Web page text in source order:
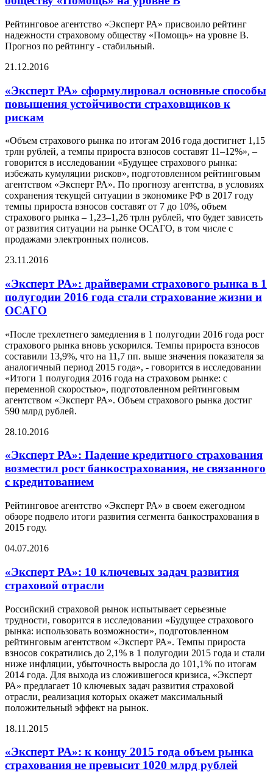
Рейтинговое агентство «Эксперт РА» присвоило рейтинг
надежности страховому обществу «Помощь» на уровне B.
Прогноз по рейтингу - стабильный.
21.12.2016
«Эксперт РА» сформулировал основные способы
повышения устойчивости страховщиков к
рискам
«Объем страхового рынка по итогам 2016 года достигнет 1,15
трлн рублей, а темпы прироста взносов составят 11–12%», –
говорится в исследовании «Будущее страхового рынка:
избежать кумуляции рисков», подготовленном рейтинговым
агентством «Эксперт РА». По прогнозу агентства, в условиях
сохранения текущей ситуации в экономике РФ в 2017 году
темпы прироста взносов составят от 7 до 10%, объем
страхового рынка – 1,23–1,26 трлн рублей, что будет зависеть
от развития ситуации на рынке ОСАГО, в том числе с
продажами электронных полисов.
23.11.2016
«Эксперт РА»: драйверами страхового рынка в 1
полугодии 2016 года стали страхование жизни и
ОСАГО
«После трехлетнего замедления в 1 полугодии 2016 года рост
страхового рынка вновь ускорился. Темпы прироста взносов
составили 13,9%, что на 11,7 пп. выше значения показателя за
аналогичный период 2015 года», - говорится в исследовании
«Итоги 1 полугодия 2016 года на страховом рынке: с
переменной скоростью», подготовленном рейтинговым
агентством «Эксперт РА». Объем страхового рынка достиг
590 млрд рублей.
28.10.2016
«Эксперт РА»: Падение кредитного страхования
возместил рост банкострахования, не связанного
с кредитованием
Рейтинговое агентство «Эксперт РА» в своем ежегодном
обзоре подвело итоги развития сегмента банкострахования в
2015 году.
04.07.2016
«Эксперт РА»: 10 ключевых задач развития
страховой отрасли
Российский страховой рынок испытывает серьезные
трудности, говорится в исследовании «Будущее страхового
рынка: использовать возможности», подготовленном
рейтинговым агентством «Эксперт РА». Темпы прироста
взносов сократились до 2,1% в 1 полугодии 2015 года и стали
ниже инфляции, убыточность выросла до 101,1% по итогам
2014 года. Для выхода из сложившегося кризиса, «Эксперт
РА» предлагает 10 ключевых задач развития страховой
отрасли, реализация которых окажет максимальный
положительный эффект на рынок.
18.11.2015
«Эксперт РА»: к концу 2015 года объем рынка
страхования не превысит 1020 млрд рублей